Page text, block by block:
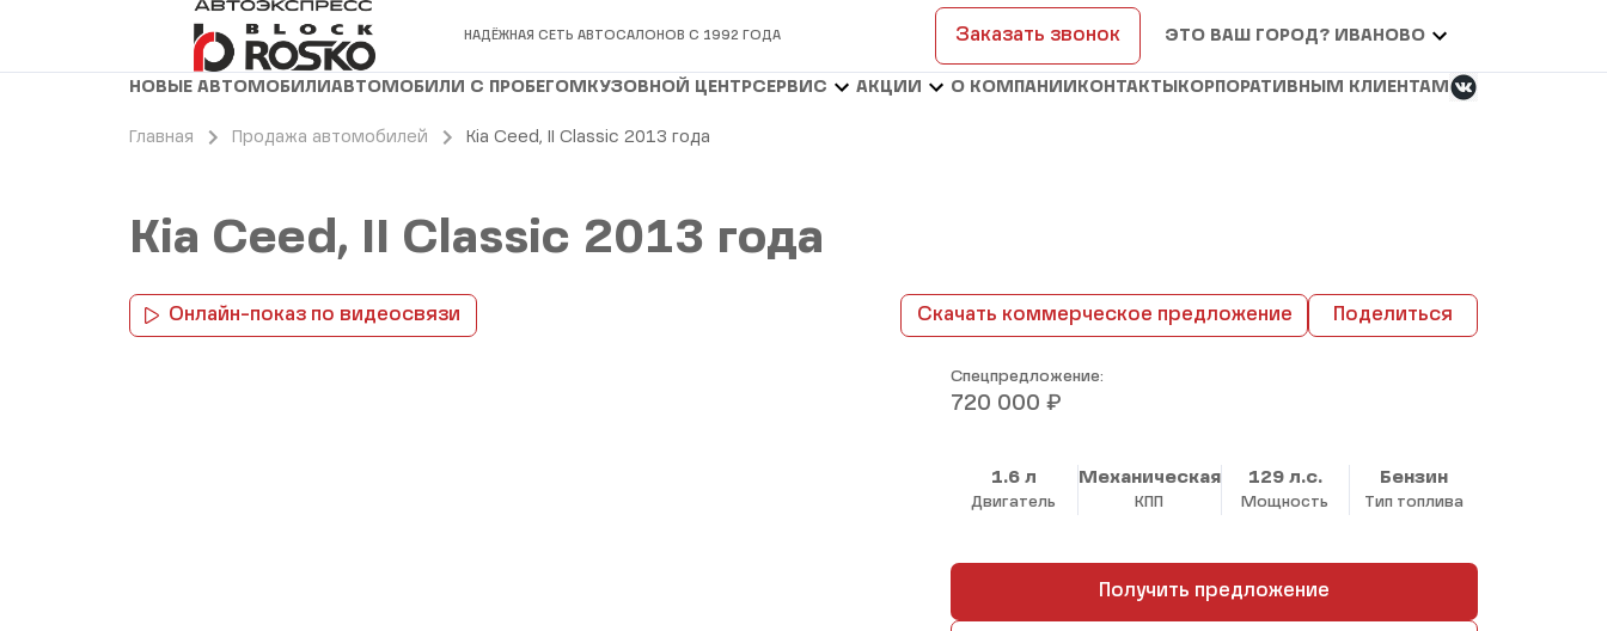
НАДЁЖНАЯ СЕТЬ АВТОСАЛОНОВ С 1992 ГОДА Заказать звонок ЭТО ВАШ ГОРОД? ИВАНОВО
НОВЫЕ АВТОМОБИЛИ АВТОМОБИЛИ С ПРОБЕГОМ КУЗОВНОЙ ЦЕНТРСЕРВИС АКЦИИ О КОМПАНИИ КОНТАКТЫ КОРПОРАТИВНЫМ КЛИЕНТАМ
Главная Продажа автомобилей Kia Ceed, II Classic 2013 года
Kia Ceed, II Classic 2013 года
Онлайн-показ по видеосвязи Скачать коммерческое предложение Поделиться
Спецпредложение:
720 000 ₽
1.6 л
Двигатель
Механическая
КПП
129 л.с.
Мощность
Бензин
Тип топлива
Получить предложение